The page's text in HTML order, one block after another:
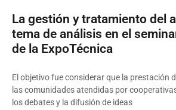
La gestión y tratamiento del
tema de análisis en el
de la ExpoTécnica
El objetivo fue considerar que la prestación
las comunidades atendidas por
los debates y la difusión de ideas